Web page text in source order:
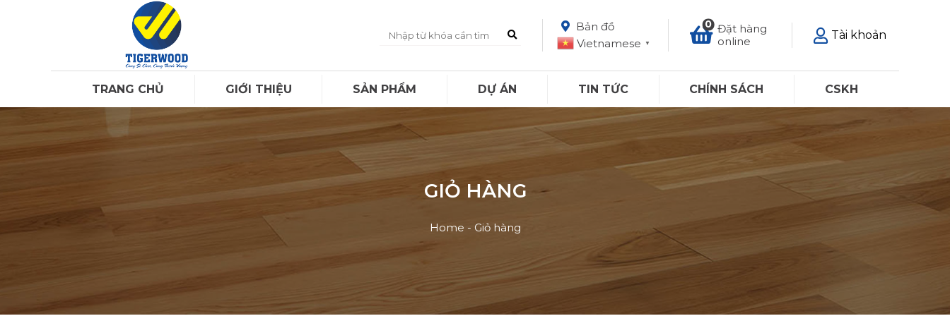
Bản đồ
Vietnamese
▼
0 Đặt hàng
online
Tài khoản
TRANG CHỦ GIỚI THIỆU SẢN PHẨM DỰ ÁN TIN TỨC CHÍNH SÁCH CSKH
GIỎ HÀNG
Home - Giỏ hàng